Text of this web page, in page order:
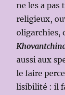
ne les a pas
religieux,
oligarchies,
aussi aux
le faire
lisibilité : il